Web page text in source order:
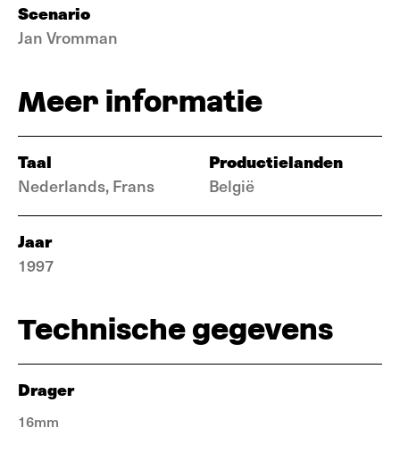
Scenario
Jan Vromman
Meer informatie
Taal
Nederlands, Frans
Productielanden
België
Jaar
1997
Technische gegevens
Drager
16mm